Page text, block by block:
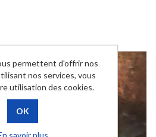
permettent d'offrir nos
nos services, vous
utilisation des cookies.
savoir plus